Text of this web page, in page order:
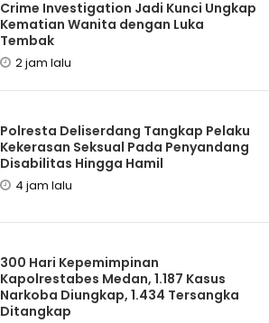
Crime Investigation Jadi Kunci Ungkap
Kematian Wanita dengan Luka
Tembak
2 jam lalu
Polresta Deliserdang Tangkap Pelaku
Kekerasan Seksual Pada Penyandang
Disabilitas Hingga Hamil
4 jam lalu
300 Hari Kepemimpinan
Kapolrestabes Medan, 1.187 Kasus
Narkoba Diungkap, 1.434 Tersangka
Ditangkap